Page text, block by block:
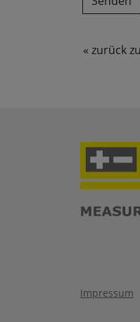
« zurück
Impressum